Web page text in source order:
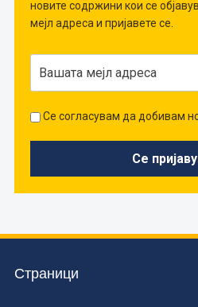
новите содржини кои се
мејл адреса и пријавете се.
Се согласувам да добивам
Страници